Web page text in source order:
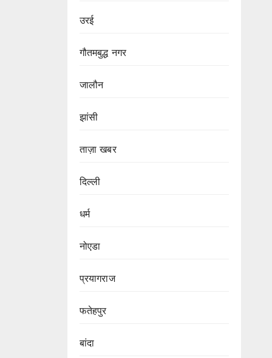
उरई
गौतमबुद्ध नगर
जालौन
झांसी
ताज़ा खबर
दिल्ली
धर्म
नोएडा
प्रयागराज
फतेहपुर
बांदा